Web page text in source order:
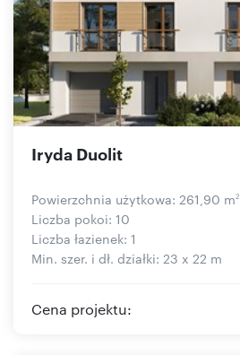
Iryda Duolit
Powierzchnia użytkowa: 261,90 m2
Liczba pokoi: 10
Liczba łazienek: 1
Min. szer. i dł. działki: 23 x 22 m
Cena projektu: